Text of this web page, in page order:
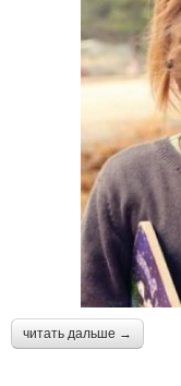
читать дальше →